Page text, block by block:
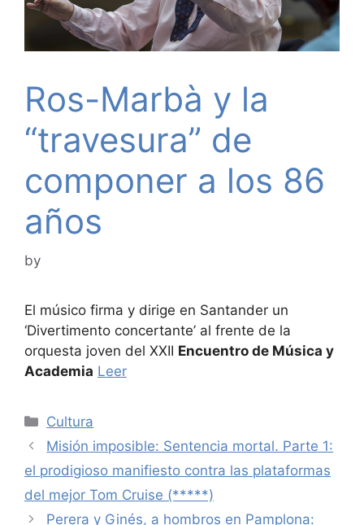
Ros-Marbà y la
“travesura” de
componer a los 86
años
by
El músico firma y dirige en Santander un
‘Divertimento concertante’ al frente de la
orquesta joven del XXII Encuentro de Música y
Academia Leer
Categories
Cultura
Misión imposible: Sentencia mortal. Parte 1:
el prodigioso manifiesto contra las plataformas
del mejor Tom Cruise (*****)
Perera y Ginés, a hombros en Pamplona: